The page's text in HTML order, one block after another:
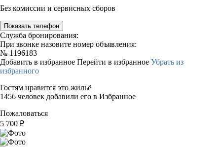
Без комиссии и сервисных сборов
Показать телефон
Служба бронирования:
При звонке назовите номер объявления:
№ 1196183
Добавить в избранное Перейти в избранное Убрать из
избранного
Гостям нравится это жильё
1456 человек добавили его в Избранное
Пожаловаться
5 700 ₽